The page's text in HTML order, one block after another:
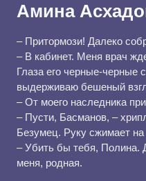
Амина
– Притормози! Далеко
– В кабинет. Меня врач
Глаза его черные-черные
выдерживаю бешеный
– От моего наследника
– Пусти, Басманов, –
Безумец. Руку сжимает
– Убить бы тебя, Полина.
меня, родная.